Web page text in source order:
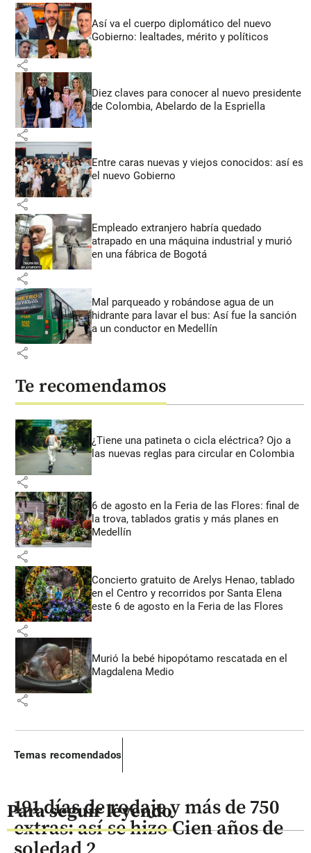
Así va el cuerpo diplomático del nuevo
Gobierno: lealtades, mérito y políticos
share
Diez claves para conocer al nuevo presidente
de Colombia, Abelardo de la Espriella
share
Entre caras nuevas y viejos conocidos: así es
el nuevo Gobierno
share
Empleado extranjero habría quedado
atrapado en una máquina industrial y murió
en una fábrica de Bogotá
share
Mal parqueado y robándose agua de un
hidrante para lavar el bus: Así fue la sanción
a un conductor en Medellín
share
Te recomendamos
¿Tiene una patineta o cicla eléctrica? Ojo a
las nuevas reglas para circular en Colombia
share
6 de agosto en la Feria de las Flores: final de
la trova, tablados gratis y más planes en
Medellín
share
Concierto gratuito de Arelys Henao, tablado
en el Centro y recorridos por Santa Elena
este 6 de agosto en la Feria de las Flores
share
Murió la bebé hipopótamo rescatada en el
Magdalena Medio
share
Temas recomendados
Para seguir leyendo
191 días de rodaje y más de 750
extras: así se hizo Cien años de